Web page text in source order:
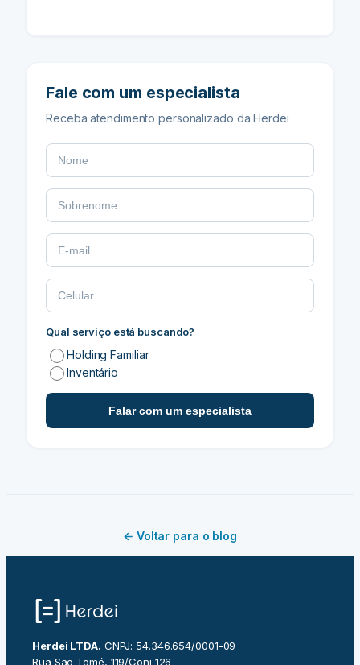
Fale com um especialista
Receba atendimento personalizado da Herdei
Qual serviço está buscando?
Holding Familiar
Inventário
Falar com um especialista
← Voltar para o blog
Herdei LTDA. CNPJ: 54.346.654/0001-09
Rua São Tomé, 119/Conj 126